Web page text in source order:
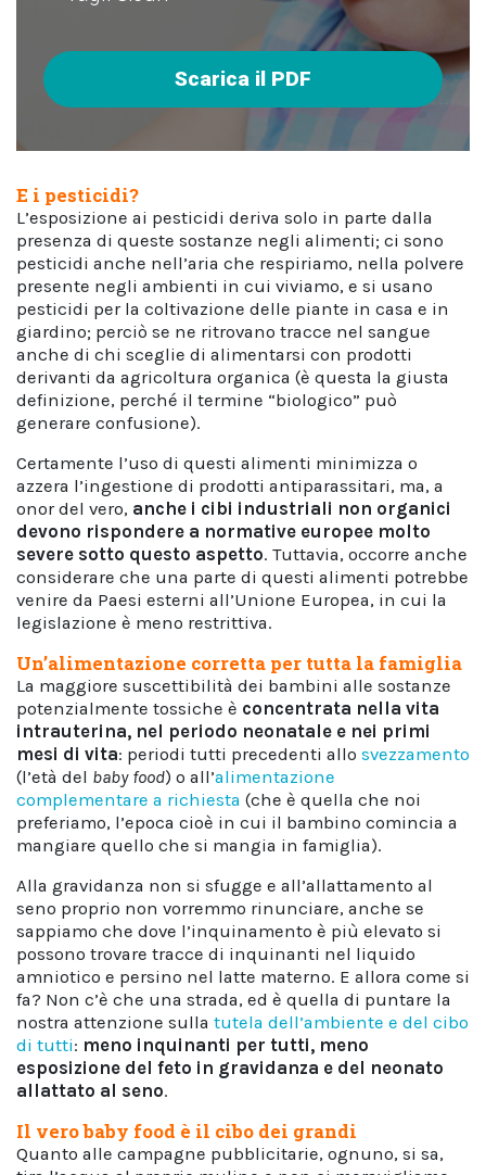
Scarica il PDF
E i pesticidi?
L’esposizione ai pesticidi deriva solo in parte dalla
presenza di queste sostanze negli alimenti; ci sono
pesticidi anche nell’aria che respiriamo, nella polvere
presente negli ambienti in cui viviamo, e si usano
pesticidi per la coltivazione delle piante in casa e in
giardino; perciò se ne ritrovano tracce nel sangue
anche di chi sceglie di alimentarsi con prodotti
derivanti da agricoltura organica (è questa la giusta
definizione, perché il termine “biologico” può
generare confusione).
Certamente l’uso di questi alimenti minimizza o
azzera l’ingestione di prodotti antiparassitari, ma, a
onor del vero, anche i cibi industriali non organici
devono rispondere a normative europee molto
severe sotto questo aspetto. Tuttavia, occorre anche
considerare che una parte di questi alimenti potrebbe
venire da Paesi esterni all’Unione Europea, in cui la
legislazione è meno restrittiva.
Un’alimentazione corretta per tutta la famiglia
La maggiore suscettibilità dei bambini alle sostanze
potenzialmente tossiche è concentrata nella vita
intrauterina, nel periodo neonatale e nei primi
mesi di vita: periodi tutti precedenti allo svezzamento
(l’età del baby food) o all’alimentazione
complementare a richiesta (che è quella che noi
preferiamo, l’epoca cioè in cui il bambino comincia a
mangiare quello che si mangia in famiglia).
Alla gravidanza non si sfugge e all’allattamento al
seno proprio non vorremmo rinunciare, anche se
sappiamo che dove l’inquinamento è più elevato si
possono trovare tracce di inquinanti nel liquido
amniotico e persino nel latte materno. E allora come si
fa? Non c’è che una strada, ed è quella di puntare la
nostra attenzione sulla tutela dell’ambiente e del cibo
di tutti: meno inquinanti per tutti, meno
esposizione del feto in gravidanza e del neonato
allattato al seno.
Il vero baby food è il cibo dei grandi
Quanto alle campagne pubblicitarie, ognuno, si sa,